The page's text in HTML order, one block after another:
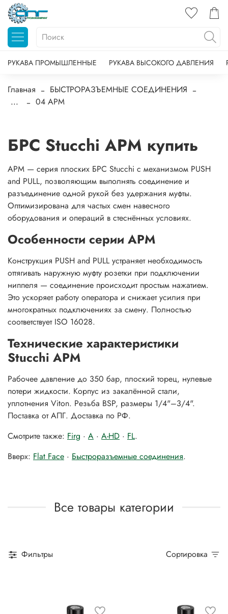
РУКАВА ПРОМЫШЛЕННЫЕ РУКАВА ВЫСОКОГО ДАВЛЕНИЯ
Главная
БЫСТРОРАЗЪЕМНЫЕ СОЕДИНЕНИЯ
...
04 APM
БРС Stucchi APM купить
APM — серия плоских БРС Stucchi с механизмом PUSH
and PULL, позволяющим выполнять соединение и
разъединение одной рукой без удержания муфты.
Оптимизирована для частых смен навесного
оборудования и операций в стеснённых условиях.
Особенности серии APM
Конструкция PUSH and PULL устраняет необходимость
оттягивать наружную муфту розетки при подключении
ниппеля — соединение происходит простым нажатием.
Это ускоряет работу оператора и снижает усилия при
многократных подключениях за смену. Полностью
соответствует ISO 16028.
Технические характеристики
Stucchi APM
Рабочее давление до 350 бар, плоский торец, нулевые
потери жидкости. Корпус из закалённой стали,
уплотнения Viton. Резьба BSP, размеры 1/4"–3/4".
Поставка от АПГ. Доставка по РФ.
Смотрите также: Firg · A · A-HD · FL.
Вверх: Flat Face · Быстроразъемные соединения.
Все товары категории
Фильтры Сортировка